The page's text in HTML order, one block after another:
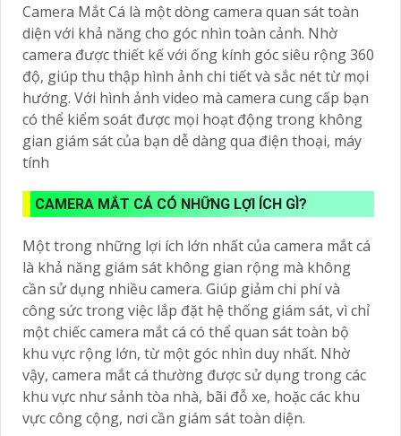
Camera Mắt Cá là một dòng camera quan sát toàn
diện với khả năng cho góc nhìn toàn cảnh. Nhờ
camera được thiết kế với ống kính góc siêu rộng 360
độ, giúp thu thập hình ảnh chi tiết và sắc nét từ mọi
hướng. Với hình ảnh video mà camera cung cấp bạn
có thể kiểm soát được mọi hoạt động trong không
gian giám sát của bạn dễ dàng qua điện thoại, máy
tính
CAMERA MẮT CÁ CÓ NHỮNG LỢI ÍCH GÌ?
Một trong những lợi ích lớn nhất của camera mắt cá
là khả năng giám sát không gian rộng mà không
cần sử dụng nhiều camera. Giúp giảm chi phí và
công sức trong việc lắp đặt hệ thống giám sát, vì chỉ
một chiếc camera mắt cá có thể quan sát toàn bộ
khu vực rộng lớn, từ một góc nhìn duy nhất. Nhờ
vậy, camera mắt cá thường được sử dụng trong các
khu vực như sảnh tòa nhà, bãi đỗ xe, hoặc các khu
vực công cộng, nơi cần giám sát toàn diện.